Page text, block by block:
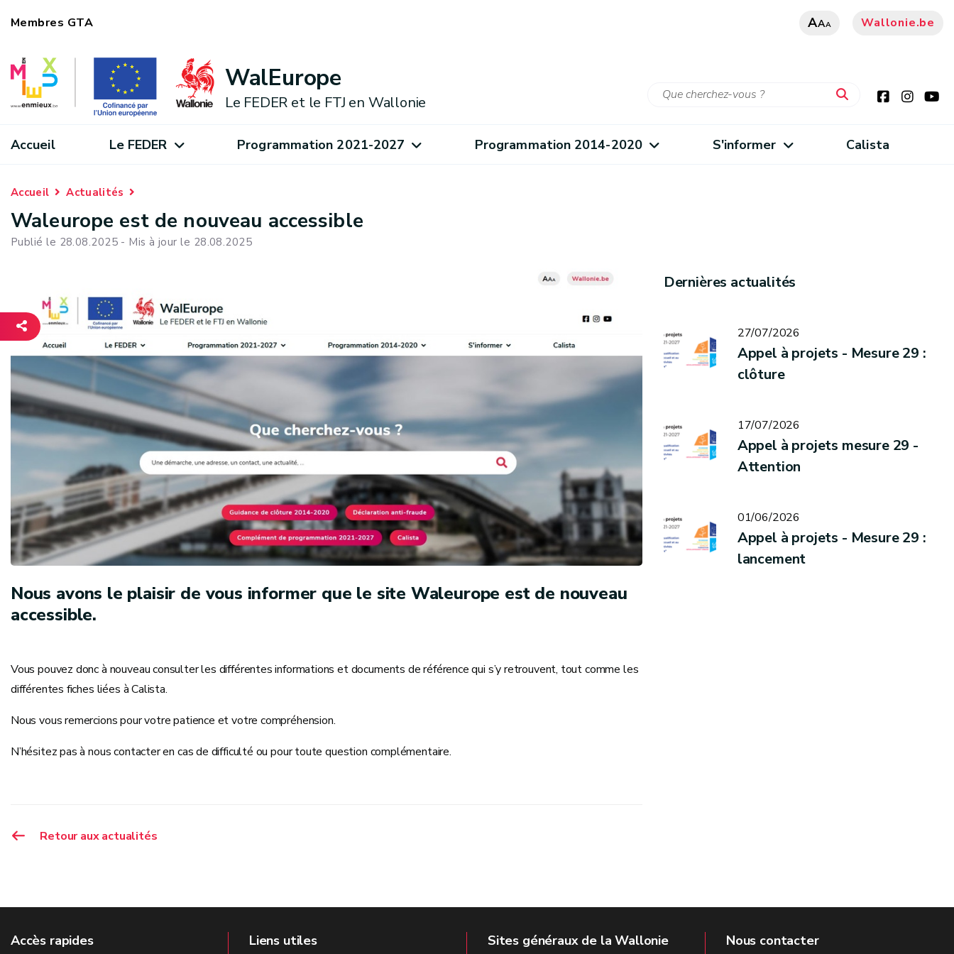
Membres GTA AAA Wallonie.be
WalEurope
Le FEDER et le FTJ en Wallonie
Accueil Le FEDER Programmation 2021-2027 Programmation 2014-2020 S'informer Calista
Accueil Actualités
Waleurope est de nouveau accessible
Publié le 28.08.2025 - Mis à jour le 28.08.2025
Nous avons le plaisir de vous informer que le site Waleurope est de nouveau
accessible.
Vous pouvez donc à nouveau consulter les différentes informations et documents de référence qui s’y retrouvent, tout comme les
différentes fiches liées à Calista.
Nous vous remercions pour votre patience et votre compréhension.
N’hésitez pas à nous contacter en cas de difficulté ou pour toute question complémentaire.
Retour aux actualités
Dernières actualités
27/07/2026
Appel à projets - Mesure 29 :
clôture
17/07/2026
Appel à projets mesure 29 -
Attention
01/06/2026
Appel à projets - Mesure 29 :
lancement
Accès rapides Liens utiles Sites généraux de la Wallonie Nous contacter